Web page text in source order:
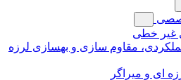
غیر خطی
مقاوم سازی و بهسازی لرزه
ای و میراگر